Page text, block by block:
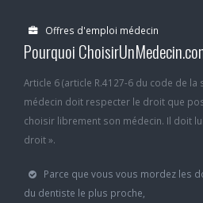
Offres d'emploi médecin
Pourquoi
Article 6 (article R.4127-6 du code de la
médecin doit respecter le droit que
choisir librement son médecin. Il doit
droit ».
Parce que vous vous mordez les
du dentiste le plus proche,